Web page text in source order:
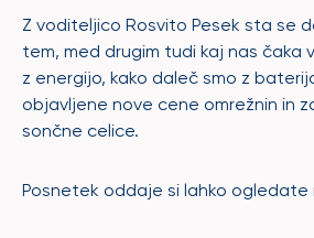
Z voditeljico Rosvito Pesek sta se
tem, med drugim tudi kaj nas čaka
z energijo, kako daleč smo z
objavljene nove cene omrežnin in
sončne celice.
Posnetek oddaje si lahko ogledate